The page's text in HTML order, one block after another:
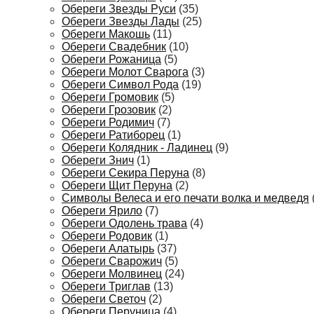
Обереги Звезды Руси (35)
Обереги Звезды Лады (25)
Обереги Макошь (11)
Обереги Свадебник (10)
Обереги Рожаница (5)
Обереги Молот Сварога (3)
Обереги Символ Рода (19)
Обереги Громовик (5)
Обереги Грозовик (2)
Обереги Родимич (7)
Обереги Ратиборец (1)
Обереги Колядник - Ладинец (9)
Обереги Знич (1)
Обереги Секира Перуна (8)
Обереги Щит Перуна (2)
Символы Велеса и его печати волка и медведя
Обереги Ярило (7)
Обереги Одолень трава (4)
Обереги Родовик (1)
Обереги Алатырь (37)
Обереги Сварожич (5)
Обереги Молвинец (24)
Обереги Триглав (13)
Обереги Светоч (2)
Обереги Перуница (4)